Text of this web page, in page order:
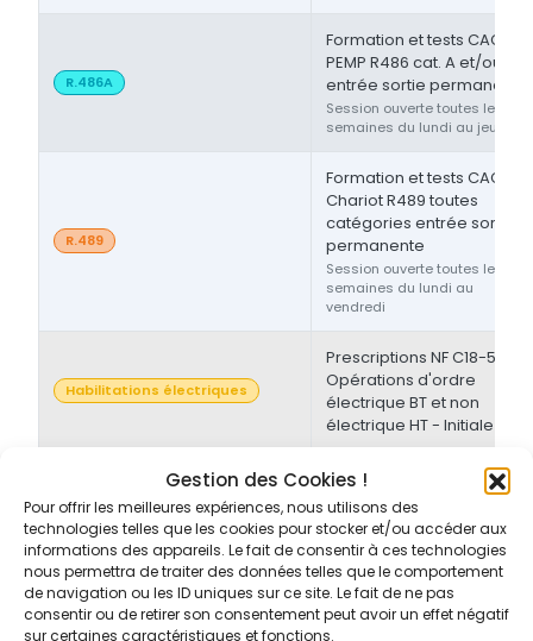
Gestion des Cookies !
Pour offrir les meilleures expériences, nous utilisons des
technologies telles que les cookies pour stocker et/ou accéder aux
informations des appareils. Le fait de consentir à ces technologies
nous permettra de traiter des données telles que le comportement
de navigation ou les ID uniques sur ce site. Le fait de ne pas
consentir ou de retirer son consentement peut avoir un effet négatif
sur certaines caractéristiques et fonctions.
R.486A
Formation et tests CACES®
PEMP R486 cat. A et/ou B
entrée sortie permanente
Session ouverte toutes les
semaines du lundi au jeudi
R.489
Formation et tests CACES®
Chariot R489 toutes
catégories entrée sortie
permanente
Session ouverte toutes les
semaines du lundi au
vendredi
Habilitations électriques
Prescriptions NF C18-510 -
Opérations d'ordre
électrique BT et non
électrique HT - Initiale
Habilitations électriques
Prescriptions NF C18-510 -
Opérations d'ordre non-
électrique BT et/ou HT -
Initiale/Recyclage
Prescriptions NF C18-510 -
Opérations d'ordre non-